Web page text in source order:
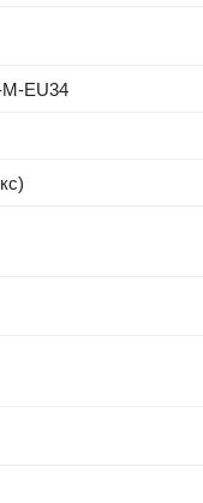
EU34